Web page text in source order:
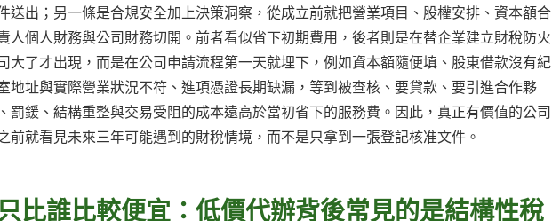
送出；另一條是合規安全加上決策洞察，從成立前就把營業項目、股權安排、資本額合
人個人財務與公司財務切開。前者看似省下初期費用，後者則是在替企業建立財稅防火
大了才出現，而是在公司申請流程第一天就埋下，例如資本額隨便填、股東借款沒有紀
地址與實際營業狀況不符、進項憑證長期缺漏，等到被查核、要貸款、要引進合作夥
罰鍰、結構重整與交易受阻的成本遠高於當初省下的服務費。因此，真正有價值的公司
前就看見未來三年可能遇到的財稅情境，而不是只拿到一張登記核准文件。
比誰比較便宜：低價代辦背後常見的是結構性稅